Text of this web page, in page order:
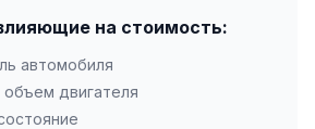
на стоимость:
автомобиля
объем двигателя